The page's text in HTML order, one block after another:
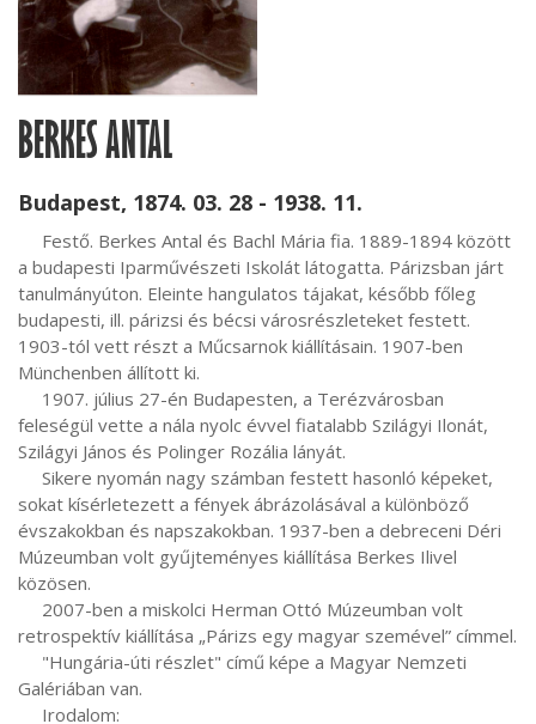
BERKES ANTAL
Budapest, 1874. 03. 28 - 1938. 11.
a budapesti Iparművészeti Iskolát látogatta. Párizsban járt
tanulmányúton. Eleinte hangulatos tájakat, később főleg
budapesti, ill. párizsi és bécsi városrészleteket festett.
1903-tól vett részt a Műcsarnok kiállításain. 1907-ben
Münchenben állított ki.
feleségül vette a nála nyolc évvel fiatalabb Szilágyi Ilonát,
Szilágyi János és Polinger Rozália lányát.
sokat kísérletezett a fények ábrázolásával a különböző
évszakokban és napszakokban. 1937-ben a debreceni Déri
Múzeumban volt gyűjteményes kiállítása Berkes Ilivel
közösen.
retrospektív kiállítása „Párizs egy magyar szemével” címmel.
Galériában van.